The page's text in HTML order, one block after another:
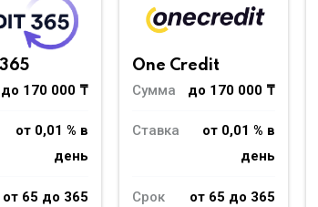
до 170 000 ₸
от 0,01 % в
день
от 65 до 365
One Credit
Сумма
до 170 000 ₸
Ставка
от 0,01 % в
день
Срок
от 65 до 365